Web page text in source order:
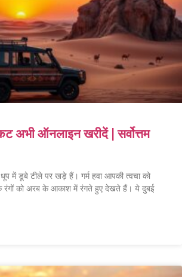
अभी ऑनलाइन खरीदें | सर्वोत्तम
में डूबे टीले पर खड़े हैं। गर्म हवा आपकी त्वचा को
रंगों को अरब के आकाश में रंगते हुए देखते हैं। ये दुबई